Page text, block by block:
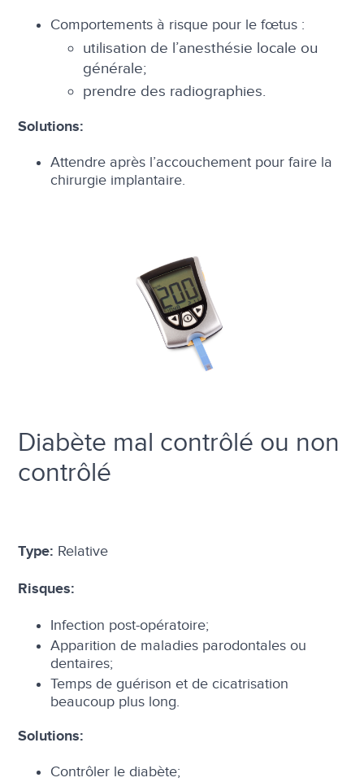
Comportements à risque pour le fœtus :
utilisation de l’anesthésie locale ou
générale;
prendre des radiographies.
Solutions:
Attendre après l’accouchement pour faire la
chirurgie implantaire.
Diabète mal contrôlé ou non
contrôlé
Type: Relative
Risques:
Infection post-opératoire;
Apparition de maladies parodontales ou
dentaires;
Temps de guérison et de cicatrisation
beaucoup plus long.
Solutions:
Contrôler le diabète;